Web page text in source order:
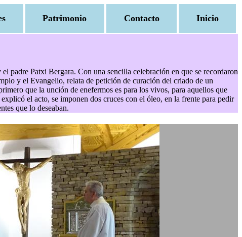
Patrimonio Contacto Inicio
padre Patxi Bergara. Con una sencilla celebración en que se recordaron
y el Evangelio, relata de petición de curación del criado de un
que la unción de enefermos es para los vivos, para aquellos que
el acto, se imponen dos cruces con el óleo, en la frente para pedir
que lo deseaban.